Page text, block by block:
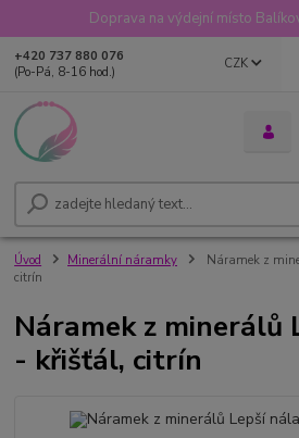
Doprava na výdejní místo
CZK
+420 737 880 076
(Po-Pá, 8-16 hod.)
Úvod Minerální náramky
Náramek z
citrín
Náramek z minerálů
- křišťál, citrín